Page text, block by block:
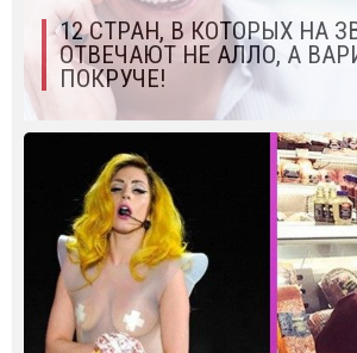
12 СТРАН, В КОТОРЫХ НА
ОТВЕЧАЮТ НЕ АЛЛО, А
ПОКРУЧЕ!